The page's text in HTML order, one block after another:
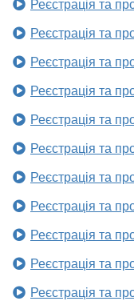
Реєстрація та
Реєстрація та
Реєстрація та
Реєстрація та
Реєстрація та
Реєстрація та
Реєстрація та
Реєстрація та
Реєстрація та
Реєстрація та
Реєстрація та